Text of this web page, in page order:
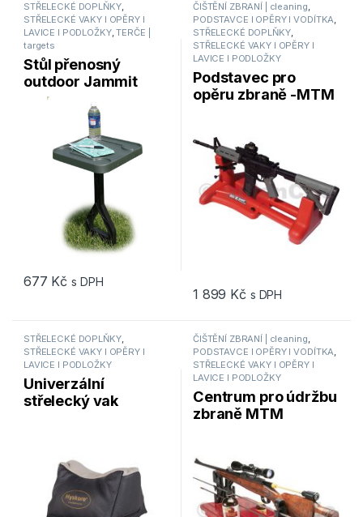
STŘELECKÉ DOPLŇKY,
STŘELECKÉ VAKY I OPĚRY I
LAVICE I PODLOŽKY,TERČE |
targets
Stůl přenosný
outdoor Jammit
Personal Outdoor
Table MTM
677 Kč s DPH
ČIŠTĚNÍ ZBRANÍ | cleaning,
PODSTAVCE I OPĚRY I VODÍTKA,
STŘELECKÉ DOPLŇKY,
STŘELECKÉ VAKY I OPĚRY I
LAVICE I PODLOŽKY
Podstavec pro
opěru zbraně -MTM
1 899 Kč s DPH
STŘELECKÉ DOPLŇKY,
STŘELECKÉ VAKY I OPĚRY I
LAVICE I PODLOŽKY
Univerzální
střelecký vak
ČIŠTĚNÍ ZBRANÍ | cleaning,
PODSTAVCE I OPĚRY I VODÍTKA,
STŘELECKÉ VAKY I OPĚRY I
LAVICE I PODLOŽKY
Centrum pro údržbu
zbraně MTM